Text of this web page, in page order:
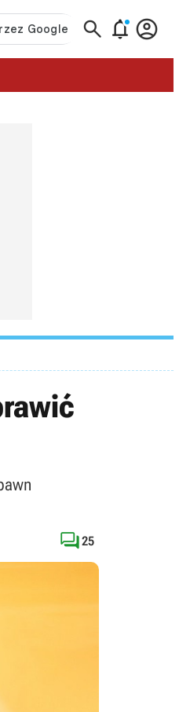
  
25